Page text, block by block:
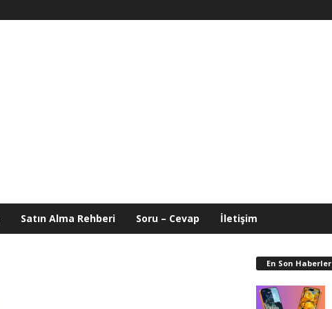
Satın Alma Rehberi Soru – Cevap İletişim
En Son Haberler